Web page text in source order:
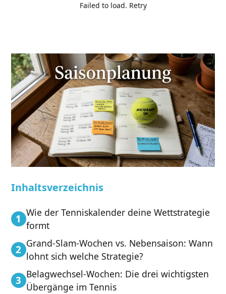
Failed to load. Retry
Inhaltsverzeichnis
Wie der Tenniskalender deine Wettstrategie
formt
Grand-Slam-Wochen vs. Nebensaison: Wann
lohnt sich welche Strategie?
Belagwechsel-Wochen: Die drei wichtigsten
Übergänge im Tennis